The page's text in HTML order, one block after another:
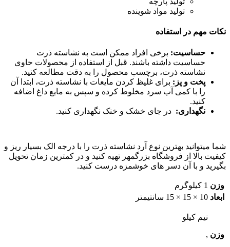
تولید مواد شوینده
نکات مهم در استفاده
حساسیت: برخی افراد ممکن است به نشاسته ذرت
حساسیت داشته باشند. قبل از استفاده از محصولات حاوی
نشاسته ذرت، برچسب محصول را به دقت مطالعه کنید.
پخت و پز: برای غلیظ کردن مایعات با نشاسته ذرت، ابتدا آن
را با کمی آب سرد مخلوط کرده و سپس به مایع داغ اضافه
کنید.
نگهداری: در جای خشک و خنک نگهداری کنید.
شما میتوانید بهترین نوع آرد نشاسته ذرت را با درجه الک بسیار ریز و
کیفیت بالا از فروشگاه بزرگمهر تهیه کنید و در کمترین زمان تحویل
بگیرید و با آن دسر های خوشمزه درست کنید.
وزن 1 کیلوگرم
ابعاد 10 × 15 × 15 سانتیمتر
وزن
نیم کیلو
,